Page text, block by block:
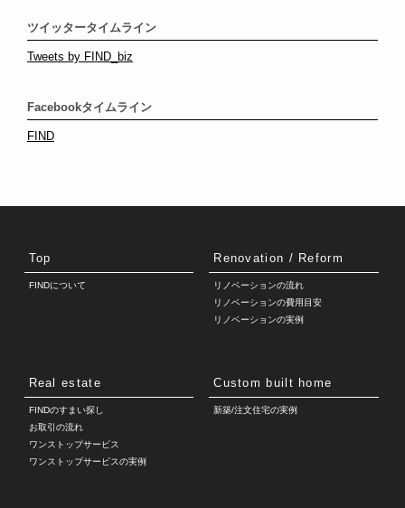
ツイッタータイムライン
Tweets by FIND_biz
Facebookタイムライン
FIND
Top
FINDについて
Renovation / Reform
リノベーションの流れ
リノベーションの費用目安
リノベーションの実例
Real estate
FINDのすまい探し
お取引の流れ
ワンストップサービス
ワンストップサービスの実例
Custom built home
新築/注文住宅の実例